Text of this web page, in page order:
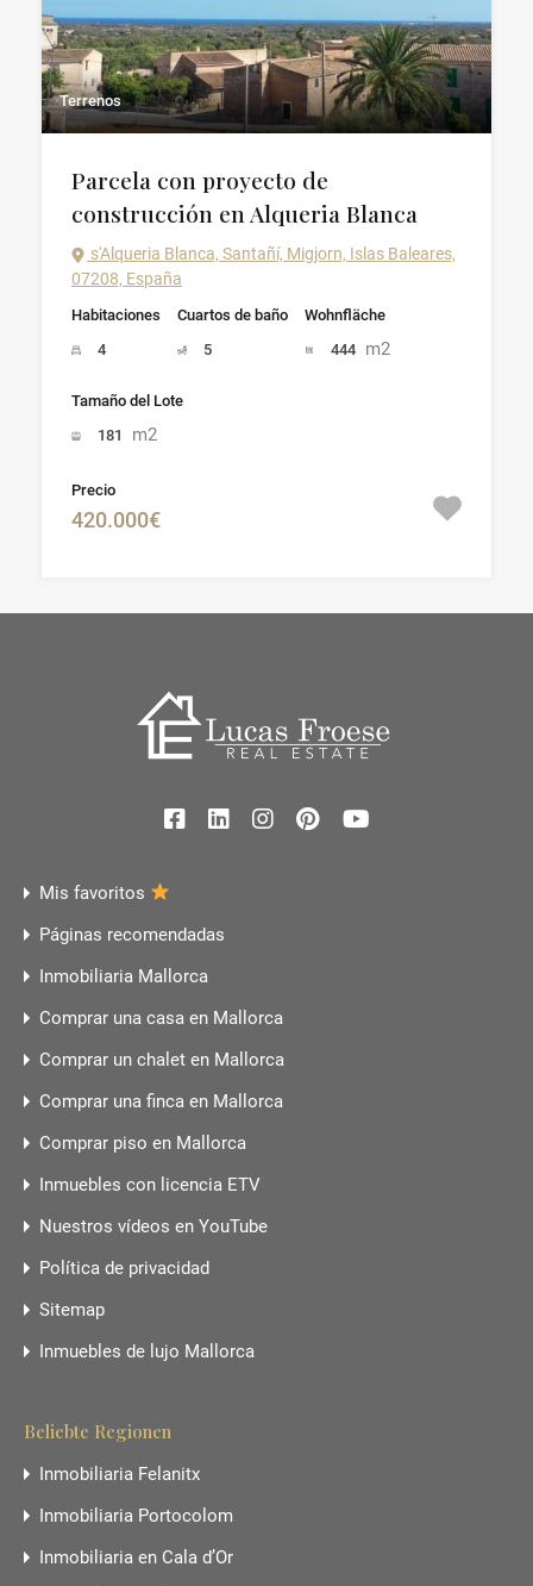
Terrenos
Parcela con proyecto de
construcción en Alqueria Blanca
s'Alqueria Blanca, Santañí, Migjorn, Islas Baleares,
07208, España
Habitaciones
4
Cuartos de baño
5
Wohnfläche
444 m2
Tamaño del Lote
181
m2
Precio
420.000€
Mis favoritos
Páginas recomendadas
Inmobiliaria Mallorca
Comprar una casa en Mallorca
Comprar un chalet en Mallorca
Comprar una finca en Mallorca
Comprar piso en Mallorca
Inmuebles con licencia ETV
Nuestros vídeos en YouTube
Política de privacidad
Sitemap
Inmuebles de lujo Mallorca
Beliebte Regionen
Inmobiliaria Felanitx
Inmobiliaria Portocolom
Inmobiliaria en Cala d’Or